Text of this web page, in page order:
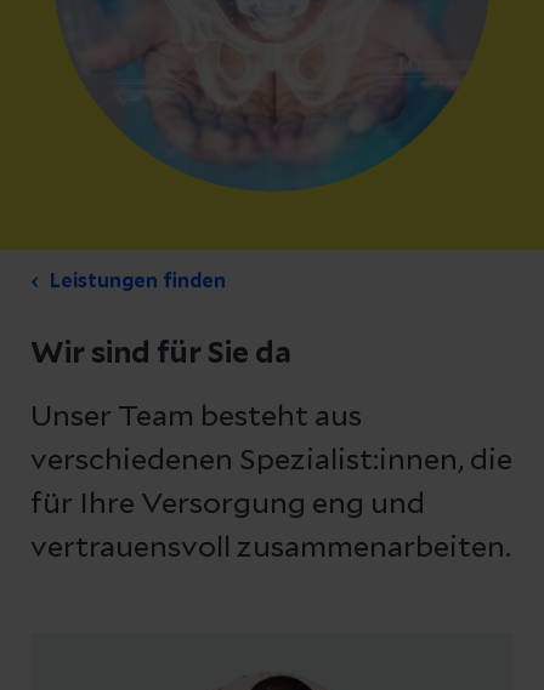
Leistungen finden
Wir sind für Sie da
Unser Team besteht aus
verschiedenen Spezialist:innen, die
für Ihre Versorgung eng und
vertrauensvoll zusammenarbeiten.